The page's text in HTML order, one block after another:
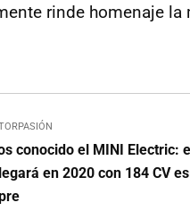
rinde homenaje la
conocido el MINI Electric:
en 2020 con 184 CV